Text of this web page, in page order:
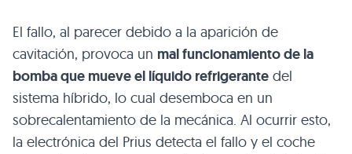
El fallo, al parecer debido a la aparición de
cavitación, provoca un mal funcionamiento de la
bomba que mueve el líquido refrigerante del
sistema híbrido, lo cual desemboca en un
sobrecalentamiento de la mecánica. Al ocurrir esto,
la electrónica del Prius detecta el fallo y el coche